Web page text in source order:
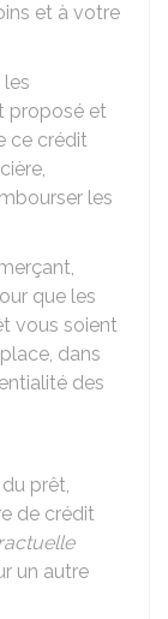
et à votre
proposé et
ce crédit
les
que les
vous soient
dans
des
prêt,
de crédit
un autre